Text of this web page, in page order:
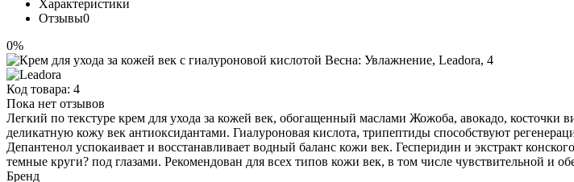
Характеристики
Отзывы0
0%
Код товара: 4
Пока нет отзывов
Легкий по текстуре крем для ухода за кожей век, обогащенный маслами Жожоба, авокадо, косточки
деликатную кожу век антиоксидантами. Гиалуроновая кислота, трипептиды способствуют
Депантенол успокаивает и восстанавливает водный баланс кожи век. Гесперидин и экстракт
темные круги? под глазами. Рекомендован для всех типов кожи век, в том числе чувствительной и
Бренд